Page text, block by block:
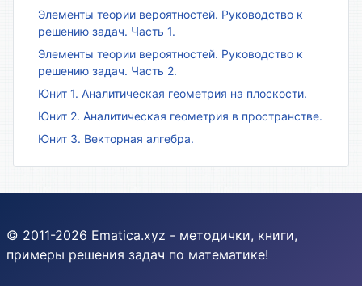
Элементы теории вероятностей. Руководство к
решению задач. Часть 1.
Элементы теории вероятностей. Руководство к
решению задач. Часть 2.
Юнит 1. Аналитическая геометрия на плоскости.
Юнит 2. Аналитическая геометрия в пространстве.
Юнит 3. Векторная алгебра.
© 2011-2026 Ematica.xyz - методички, книги,
примеры решения задач по математике!